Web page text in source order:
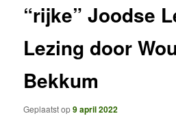
“rijke” Joodse
Lezing door
Bekkum
Geplaatst op9 april 2022